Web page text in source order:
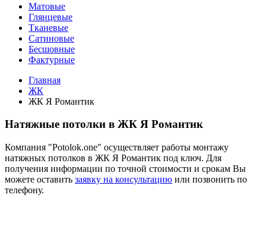
Матовые
Глянцевые
Тканевые
Сатиновые
Бесшовные
Фактурные
Главная
ЖК
ЖК Я Романтик
Натяжные потолки в ЖК Я Романтик
Компания "Potolok.one" осуществляет работы монтажу
натяжных потолков в ЖК Я Романтик под ключ. Для
получения информации по точной стоимости и срокам Вы
можете оставить заявку на консультацию или позвонить по
телефону.